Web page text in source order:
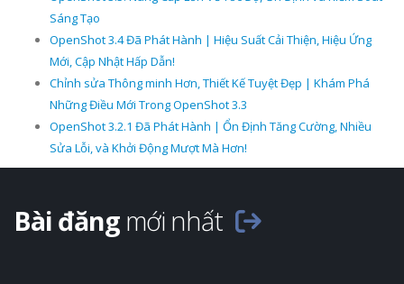
Sáng Tạo
OpenShot 3.4 Đã Phát Hành | Hiệu Suất Cải Thiện, Hiệu Ứng
Mới, Cập Nhật Hấp Dẫn!
Chỉnh sửa Thông minh Hơn, Thiết Kế Tuyệt Đẹp | Khám Phá
Những Điều Mới Trong OpenShot 3.3
OpenShot 3.2.1 Đã Phát Hành | Ổn Định Tăng Cường, Nhiều
Sửa Lỗi, và Khởi Động Mượt Mà Hơn!
Bài đăng mới nhất